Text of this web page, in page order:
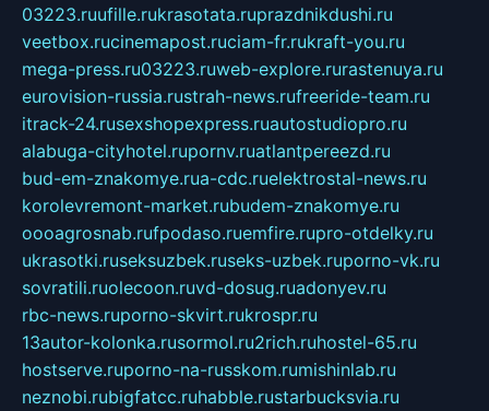
03223.ruufille.rukrasotata.ruprazdnikdushi.ru
veetbox.rucinemapost.ruciam-fr.rukraft-you.ru
mega-press.ru03223.ruweb-explore.rurastenuya.ru
eurovision-russia.rustrah-news.rufreeride-team.ru
itrack-24.rusexshopexpress.ruautostudiopro.ru
alabuga-cityhotel.rupornv.ruatlantpereezd.ru
bud-em-znakomye.rua-cdc.ruelektrostal-news.ru
korolevremont-market.rubudem-znakomye.ru
oooagrosnab.rufpodaso.ruemfire.rupro-otdelky.ru
ukrasotki.ruseksuzbek.ruseks-uzbek.ruporno-vk.ru
sovratili.ruolecoon.ruvd-dosug.ruadonyev.ru
rbc-news.ruporno-skvirt.rukrospr.ru
13autor-kolonka.rusormol.ru2rich.ruhostel-65.ru
hostserve.ruporno-na-russkom.rumishinlab.ru
neznobi.rubigfatcc.ruhabble.rustarbucksvia.ru